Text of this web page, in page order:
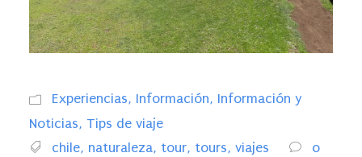
Experiencias, Información, Información y
Noticias, Tips de viaje
chile, naturaleza, tour, tours, viajes 0